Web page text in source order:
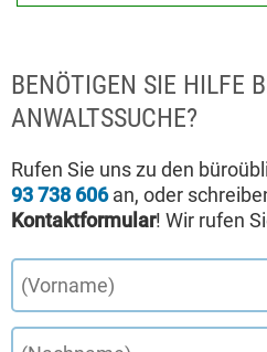
BENÖTIGEN SIE HILFE
ANWALTSSUCHE?
Rufen Sie uns zu den
93 738 606an, oder
Kontaktformular! Wir rufen